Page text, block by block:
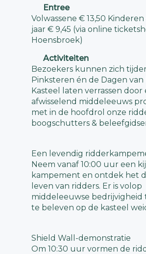
Entree
Volwassene € 13,50 Kinderen
jaar € 9,45 (via online
Hoensbroek)
Activiteiten
Bezoekers kunnen zich
Pinksteren én de Dagen van
Kasteel laten verrassen door
afwisselend middeleeuws
met in de hoofdrol onze
boogschutters &
Een levendig
Neem vanaf 10:00 uur een
kampement en ontdek het
leven van ridders. Er is volop
middeleeuwse bedrijvigheid
te beleven op de kasteel
Shield Wall-demonstratie
Om 10:30 uur vormen de